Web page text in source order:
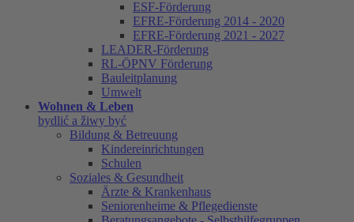
ESF-Förderung
EFRE-Förderung 2014 - 2020
EFRE-Förderung 2021 - 2027
LEADER-Förderung
RL-ÖPNV Förderung
Bauleitplanung
Umwelt
Wohnen & Leben
bydlić a žiwy być
Bildung & Betreuung
Kindereinrichtungen
Schulen
Soziales & Gesundheit
Ärzte & Krankenhaus
Seniorenheime & Pflegedienste